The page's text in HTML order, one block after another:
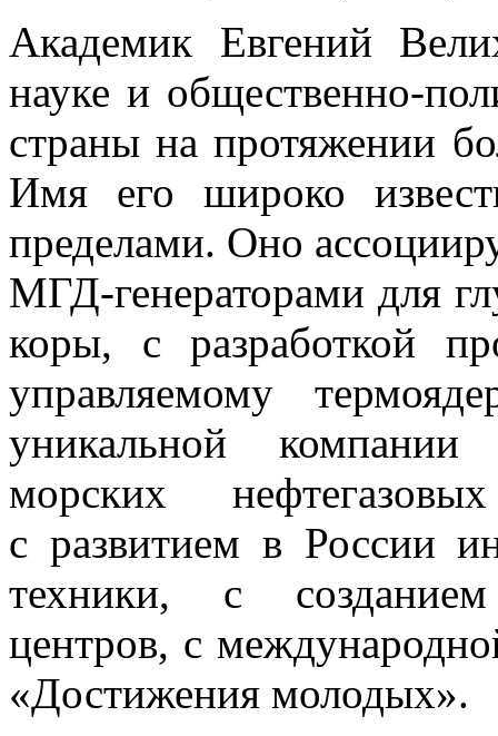
Академик Евгений
науке и общественно-
страны на протяжении
Имя его широко
пределами. Оно
МГД-генераторами для
коры, с разработкой
управляемому
уникальной
морских
с развитием в России
техники, с созданием
центров, с
«Достижения молодых».